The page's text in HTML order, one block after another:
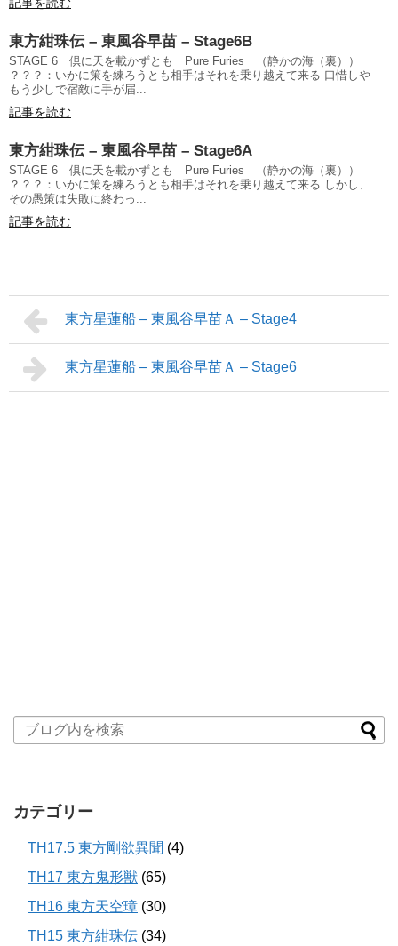
東方紺珠伝 – 東風谷早苗 – Stage6B
STAGE 6 倶に天を載かずとも Pure Furies （静かの海（裏））
？？？：いかに策を練ろうとも相手はそれを乗り越えて来る 口惜しや
もう少しで宿敵に手が届...
記事を読む
東方紺珠伝 – 東風谷早苗 – Stage6A
STAGE 6 倶に天を載かずとも Pure Furies （静かの海（裏））
？？？：いかに策を練ろうとも相手はそれを乗り越えて来る しかし、
その愚策は失敗に終わっ...
記事を読む
東方星蓮船 – 東風谷早苗Ａ – Stage4
東方星蓮船 – 東風谷早苗Ａ – Stage6
カテゴリー
TH17.5 東方剛欲異聞 (4)
TH17 東方鬼形獣 (65)
TH16 東方天空璋 (30)
TH15 東方紺珠伝 (34)